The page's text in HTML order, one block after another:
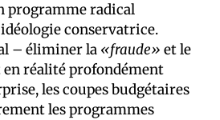
programme radical
conservatrice.
– éliminer la «fraude» et le
en réalité profondément
les coupes budgétaires
les programmes